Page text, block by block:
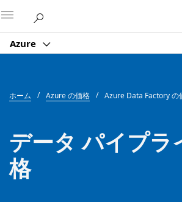
Azure
ホーム Azure の価格 Azure Data Factory の
データ パイプラ
格